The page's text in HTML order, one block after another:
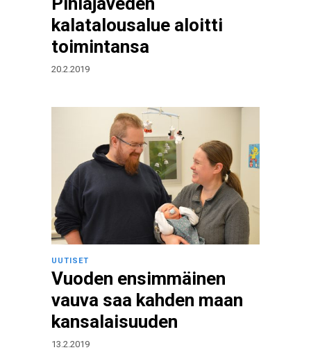
kalatalousalue aloitti
toimintansa
20.2.2019
UUTISET
Vuoden ensimmäinen
vauva saa kahden maan
kansalaisuuden
13.2.2019